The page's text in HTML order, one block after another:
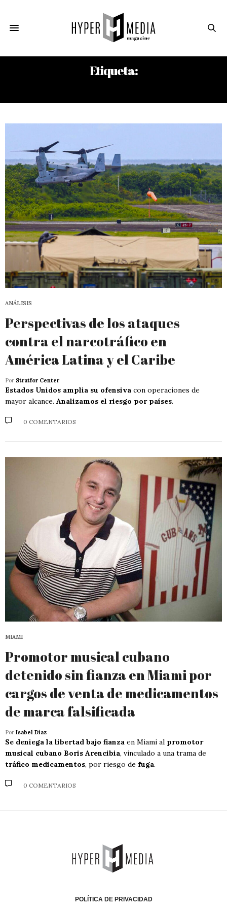
Etiqueta:
ANÁLISIS
Perspectivas de los ataques
contra el narcotráfico en
América Latina y el Caribe
Por Stratfor Center
Estados Unidos amplia su ofensiva con operaciones de
mayor alcance. Analizamos el riesgo por países.
0 COMENTARIOS
MIAMI
Promotor musical cubano
detenido sin fianza en Miami por
cargos de venta de medicamentos
de marca falsificada
Por Isabel Díaz
Se deniega la libertad bajo fianza en Miami al promotor
musical cubano Boris Arencibia, vinculado a una trama de
tráfico medicamentos, por riesgo de fuga.
0 COMENTARIOS
POLÍTICA DE PRIVACIDAD